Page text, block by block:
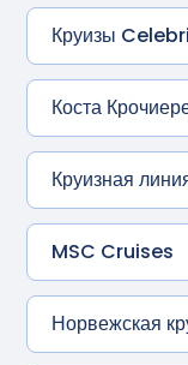
Круизы
Коста
Круизная
MSC Cruises
Норвежская